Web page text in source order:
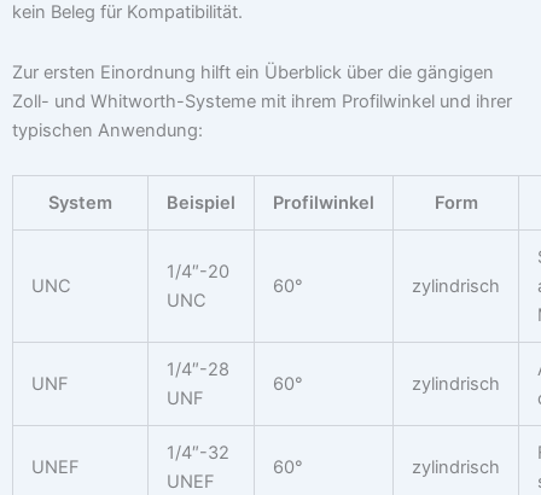
kein Beleg für Kompatibilität.
Zur ersten Einordnung hilft ein Überblick über die gängigen
Zoll- und Whitworth-Systeme mit ihrem Profilwinkel und ihrer
typischen Anwendung:
System Beispiel Profilwinkel Form
UNC
1/4″-20
UNC
60° zylindrisch
UNF
1/4″-28
UNF
60° zylindrisch
UNEF
1/4″-32
UNEF
60° zylindrisch